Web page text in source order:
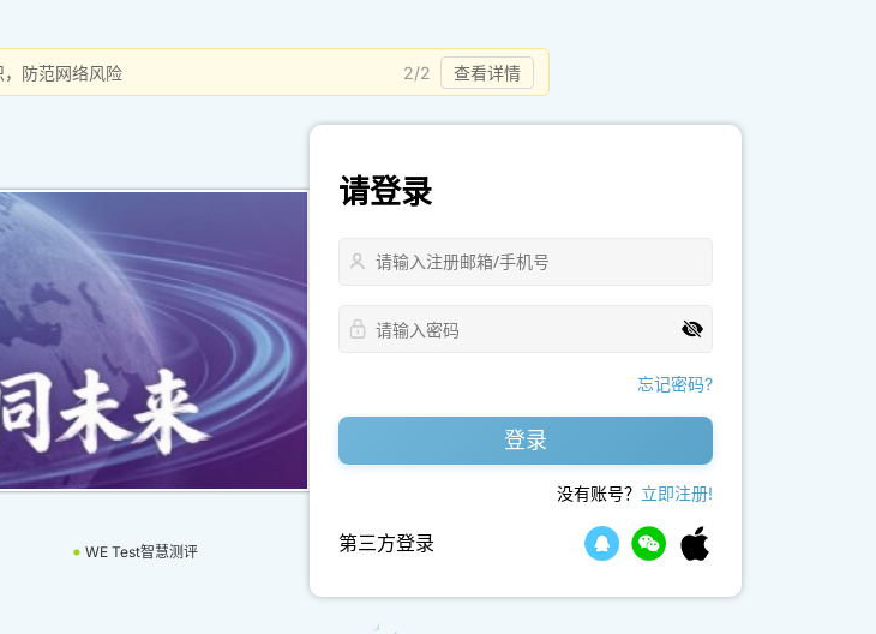
防范网络风险 2/2 查看详情
WE Test智慧测评
请登录
忘记密码?
登录
没有账号？ 立即注册!
第三方登录